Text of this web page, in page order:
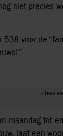
niet precies
voor de
maandag tot
laat een